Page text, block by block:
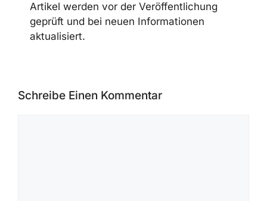
Artikel werden vor der Veröffentlichung
geprüft und bei neuen Informationen
aktualisiert.
Schreibe Einen Kommentar